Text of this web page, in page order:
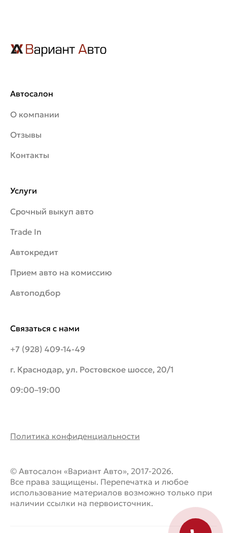
Автосалон
О компании
Отзывы
Контакты
Связаться с нами
+7 (928) 409-14-49
г. Краснодар, ул. Ростовское шоссе, 20/1
09:00–19:00
Услуги
Срочный выкуп авто
Trade In
Автокредит
Прием авто на комиссию
Автоподбор
Политика конфиденциальности
© Автосалон «Вариант Авто», 2017-2026.
Все права защищены. Перепечатка и любое
использование материалов возможно только при
наличии ссылки на первоисточник.